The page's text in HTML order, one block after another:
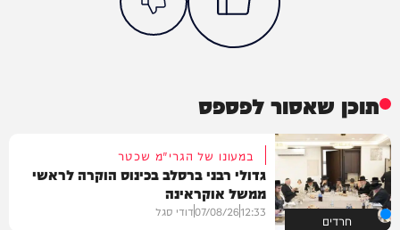
תוכן שאסור לפספס
חרדים
במעונו של הגרי"מ שכטר
גדולי רבני ברסלב בכינוס הוקרה לראשי
ממשל אוקראינה
12:33
07/08/26דודי סגל